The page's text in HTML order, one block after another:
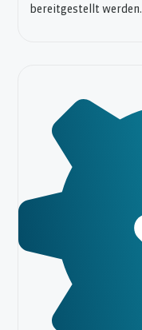
bereitgestellt werden.